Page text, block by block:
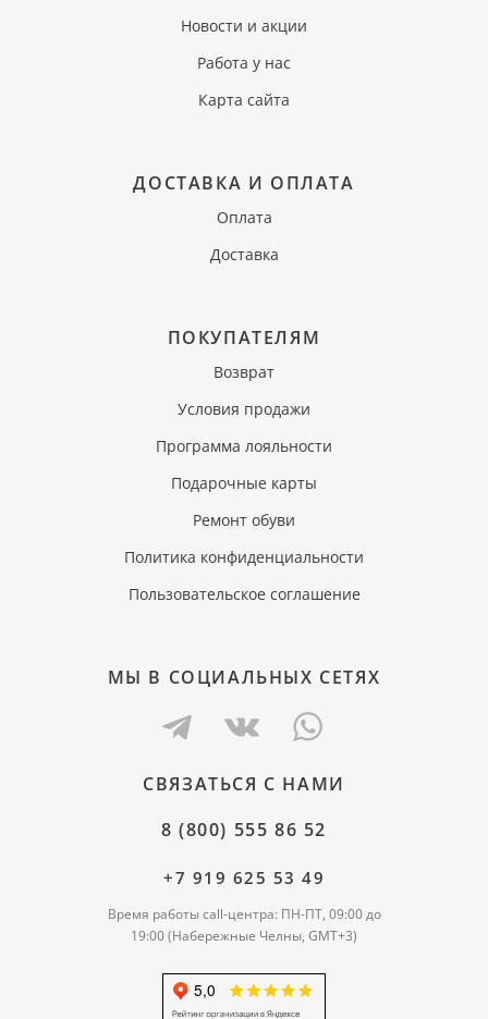
Новости и акции
Работа у нас
Карта сайта
ДОСТАВКА И ОПЛАТА
Оплата
Доставка
ПОКУПАТЕЛЯМ
Возврат
Условия продажи
Программа лояльности
Подарочные карты
Ремонт обуви
Политика конфиденциальности
Пользовательское соглашение
МЫ В СОЦИАЛЬНЫХ СЕТЯХ
СВЯЗАТЬСЯ С НАМИ
8 (800) 555 86 52
+7 919 625 53 49
Время работы call-центра: ПН-ПТ, 09:00 до
19:00 (Набережные Челны, GMT+3)